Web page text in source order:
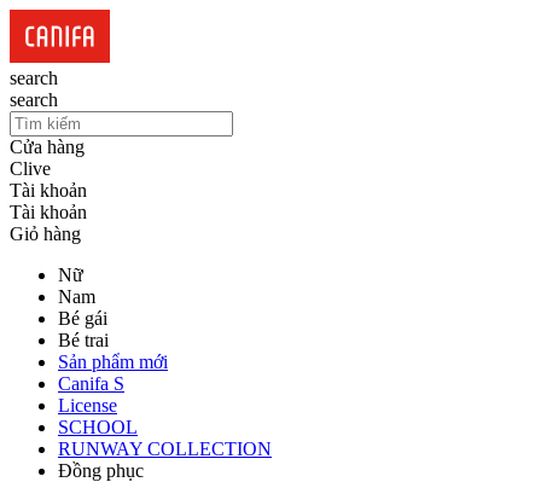
search
search
Cửa hàng
Clive
Tài khoản
Tài khoản
Giỏ hàng
Nữ
Nam
Bé gái
Bé trai
Sản phẩm mới
Canifa S
License
SCHOOL
RUNWAY COLLECTION
Đồng phục